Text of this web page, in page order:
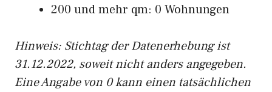
200 und mehr qm: 0 Wohnungen
Hinweis: Stichtag der Datenerhebung ist
31.12.2022, soweit nicht anders angegeben.
Eine Angabe von 0 kann einen tatsächlichen